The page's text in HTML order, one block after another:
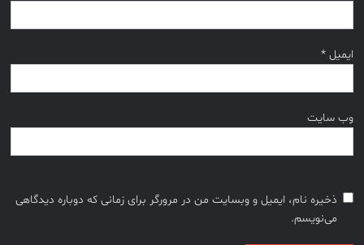
ایمیل*
وب‌ سایت
ذخیره نام، ایمیل و وبسایت من در مرورگر برای زمانی که دوباره دیدگاهی
می‌نویسم.